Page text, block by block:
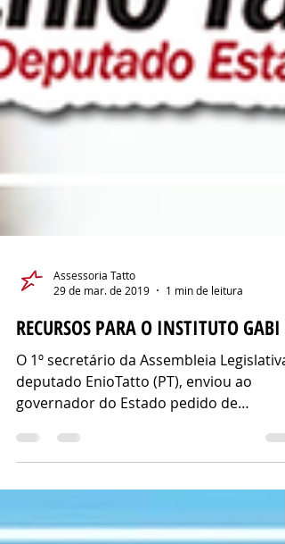
29 de mar. de 2019
1 min de leitura
RECURSOS PARA O INSTITUTO GABI
O 1º secretário da Assembleia Legislativa,
governador do Estado pedido de
liberação de recursos...